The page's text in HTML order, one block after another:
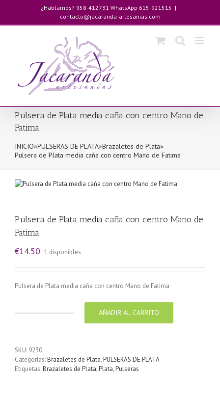
contenido
¿Hablamos? 958-412731 WhatsApp 615-921515 |
contacto@jacaranda-artesanias.com
Pulsera de Plata media caña con centro Mano de
Fatima
INICIO»PULSERAS DE PLATA»Brazaletes de Plata»
Pulsera de Plata media caña con centro Mano de Fatima
Pulsera de Plata media caña con centro Mano de
Fatima
€14.50 1 disponibles
Pulsera de Plata media caña con centro Mano de Fatima
con
centro
AÑADIR AL CARRITO
SKU: 9230
Categorías:Brazaletes de Plata,PULSERAS DE PLATA
Etiquetas:Brazaletes de Plata,Plata,Pulseras